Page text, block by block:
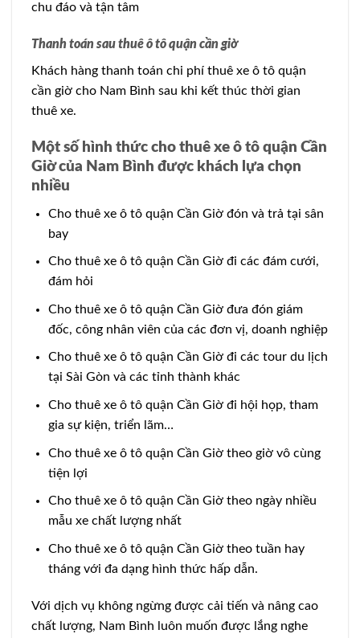
chu đáo và tận tâm
Thanh toán sau thuê ô tô quận cần giờ
Khách hàng thanh toán chi phí thuê xe ô tô quận
cần giờ cho Nam Bình sau khi kết thúc thời gian
thuê xe.
Một số hình thức cho thuê xe ô tô quận Cần
Giờ của Nam Bình được khách lựa chọn
nhiều
Cho thuê xe ô tô quận Cần Giờ đón và trả tại sân
bay
Cho thuê xe ô tô quận Cần Giờ đi các đám cưới,
đám hỏi
Cho thuê xe ô tô quận Cần Giờ đưa đón giám
đốc, công nhân viên của các đơn vị, doanh nghiệp
Cho thuê xe ô tô quận Cần Giờ đi các tour du lịch
tại Sài Gòn và các tỉnh thành khác
Cho thuê xe ô tô quận Cần Giờ đi hội họp, tham
gia sự kiện, triển lãm…
Cho thuê xe ô tô quận Cần Giờ theo giờ vô cùng
tiện lợi
Cho thuê xe ô tô quận Cần Giờ theo ngày nhiều
mẫu xe chất lượng nhất
Cho thuê xe ô tô quận Cần Giờ theo tuần hay
tháng với đa dạng hình thức hấp dẫn.
Với dịch vụ không ngừng được cải tiến và nâng cao
chất lượng, Nam Bình luôn muốn được lắng nghe